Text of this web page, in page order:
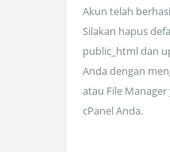
Akun telah
Silakan hapus
public_html dan
Anda dengan
atau File
cPanel Anda.